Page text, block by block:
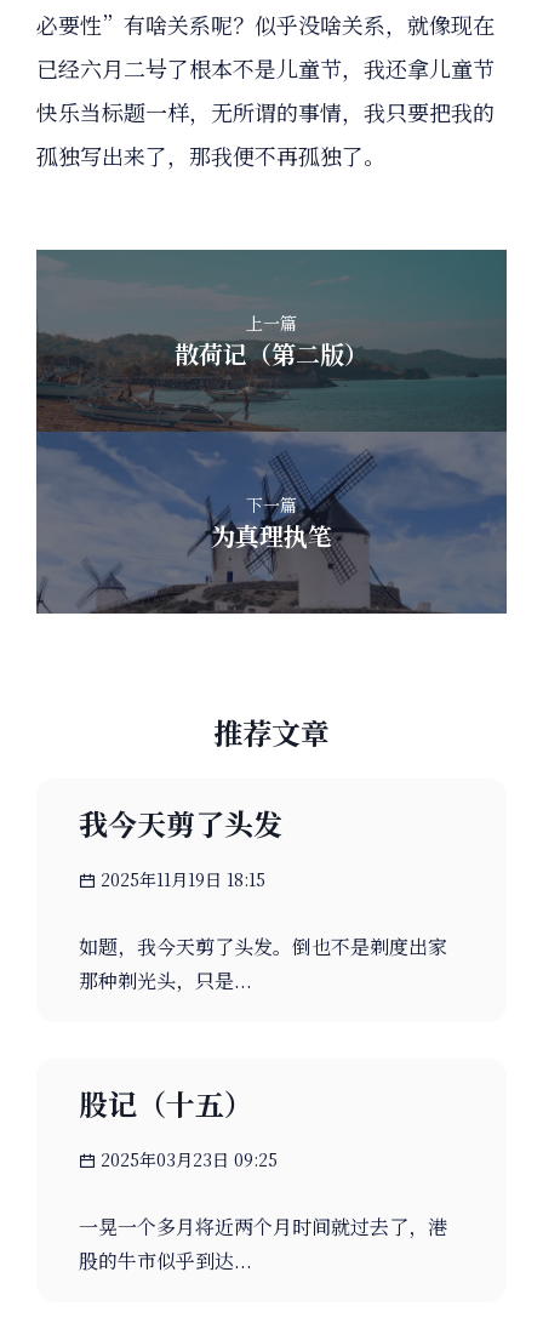
必要性”有啥关系呢？似乎没啥关系，就像现在
已经六月二号了根本不是儿童节，我还拿儿童节
快乐当标题一样，无所谓的事情，我只要把我的
孤独写出来了，那我便不再孤独了。
上一篇
散荷记（第二版）
下一篇
为真理执笔
推荐文章
我今天剪了头发
2025年11月19日 18:15
如题，我今天剪了头发。倒也不是剃度出家
那种剃光头，只是...
股记（十五）
2025年03月23日 09:25
一晃一个多月将近两个月时间就过去了，港
股的牛市似乎到达...